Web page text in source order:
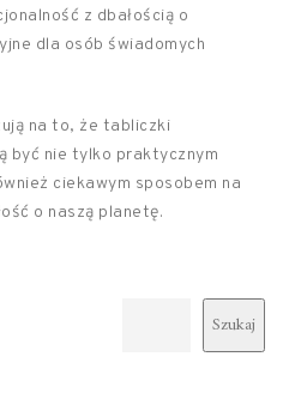
z dbałością o
dla osób świadomych
na to, że tabliczki
być nie tylko praktycznym
ciekawym sposobem na
o naszą planetę.
Szukaj